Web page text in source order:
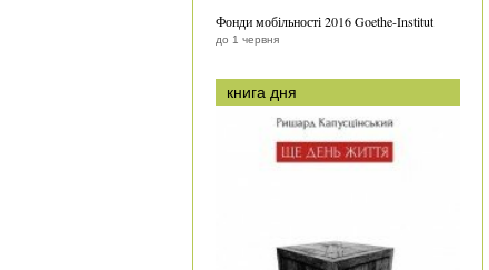
Фонди мобільності 2016 Goethe-Institut
до 1 червня
книга дня